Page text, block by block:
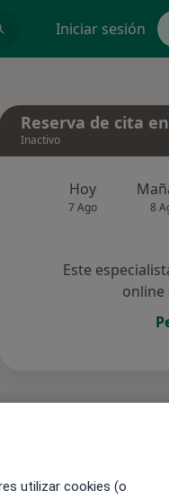
Iniciar sesión
Reserva de cita
Inactivo
Hoy
7 Ago 8
Este
online
utilizar cookies (o